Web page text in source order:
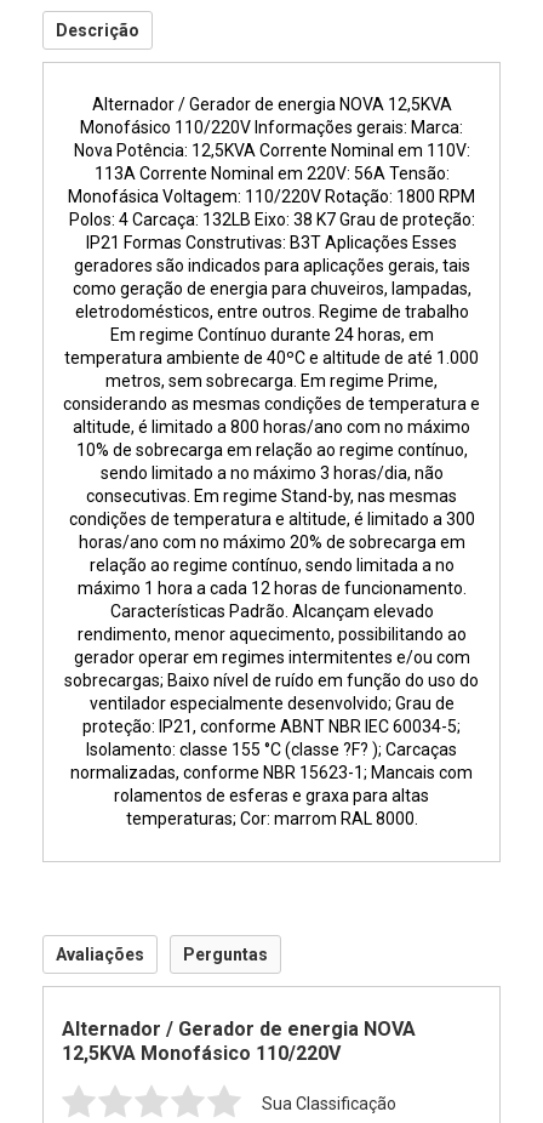
Descrição
Alternador / Gerador de energia NOVA 12,5KVA
Monofásico 110/220V Informações gerais: Marca:
Nova Potência: 12,5KVA Corrente Nominal em 110V:
113A Corrente Nominal em 220V: 56A Tensão:
Monofásica Voltagem: 110/220V Rotação: 1800 RPM
Polos: 4 Carcaça: 132LB Eixo: 38 K7 Grau de proteção:
IP21 Formas Construtivas: B3T Aplicações Esses
geradores são indicados para aplicações gerais, tais
como geração de energia para chuveiros, lampadas,
eletrodomésticos, entre outros. Regime de trabalho
Em regime Contínuo durante 24 horas, em
temperatura ambiente de 40ºC e altitude de até 1.000
metros, sem sobrecarga. Em regime Prime,
considerando as mesmas condições de temperatura e
altitude, é limitado a 800 horas/ano com no máximo
10% de sobrecarga em relação ao regime contínuo,
sendo limitado a no máximo 3 horas/dia, não
consecutivas. Em regime Stand-by, nas mesmas
condições de temperatura e altitude, é limitado a 300
horas/ano com no máximo 20% de sobrecarga em
relação ao regime contínuo, sendo limitada a no
máximo 1 hora a cada 12 horas de funcionamento.
Características Padrão. Alcançam elevado
rendimento, menor aquecimento, possibilitando ao
gerador operar em regimes intermitentes e/ou com
sobrecargas; Baixo nível de ruído em função do uso do
ventilador especialmente desenvolvido; Grau de
proteção: IP21, conforme ABNT NBR IEC 60034-5;
Isolamento: classe 155 °C (classe ?F? ); Carcaças
normalizadas, conforme NBR 15623-1; Mancais com
rolamentos de esferas e graxa para altas
temperaturas; Cor: marrom RAL 8000.
Avaliações Perguntas
Alternador / Gerador de energia NOVA
12,5KVA Monofásico 110/220V
Sua Classificação